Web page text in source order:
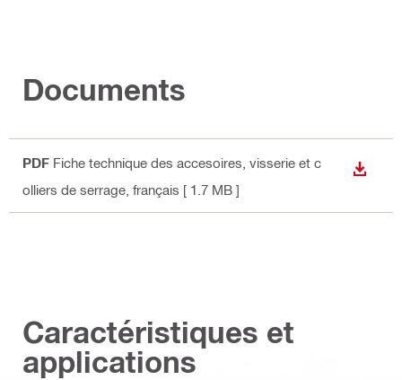
Documents
PDF Fiche technique des accesoires, visserie et c
olliers de serrage , français [ 1.7 MB ]
Caractéristiques et
applications